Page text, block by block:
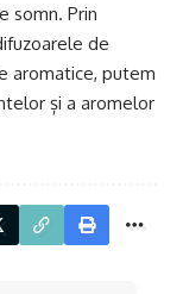
somn. Prin
de
aromatice, putem
și a aromelor